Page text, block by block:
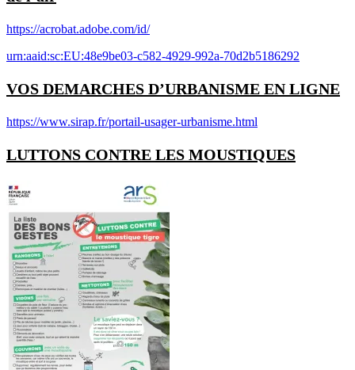
https://acrobat.adobe.com/id/
urn:aaid:sc:EU:48e9be03-c582-4929-992a-70d2b5186292
VOS DEMARCHES D’URBANISME EN LIGNE
https://www.sirap.fr/portail-usager-urbanisme.html
LUTTONS CONTRE LES MOUSTIQUES